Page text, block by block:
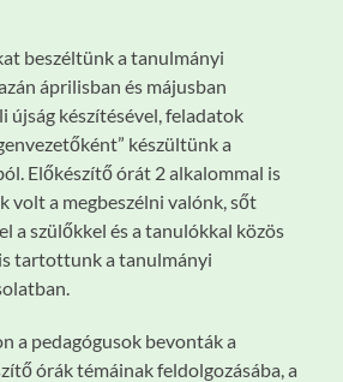
beszéltünk a tanulmányi
áprilisban és májusban
újság készítésével, feladatok
készültünk a
Előkészítő órát 2 alkalommal is
volt a megbeszélni valónk, sőt
a szülőkkel és a tanulókkal közös
tartottunk a tanulmányi
a pedagógusok bevonták a
órák témáinak feldolgozásába, a